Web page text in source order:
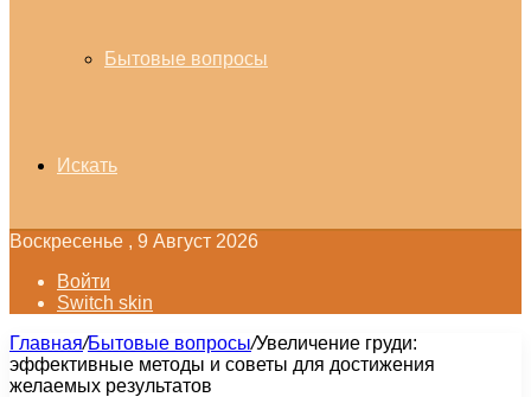
Бытовые вопросы
Искать
Воскресенье , 9 Август 2026
Войти
Switch skin
Главная/Бытовые вопросы/Увеличение груди:
эффективные методы и советы для достижения
желаемых результатов